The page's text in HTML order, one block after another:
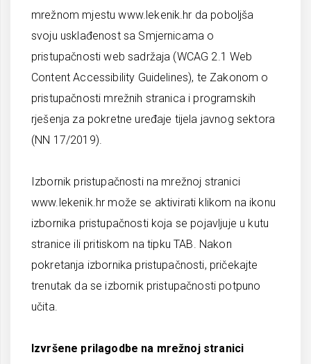
mrežnom mjestu www.lekenik.hr da poboljša
svoju usklađenost sa Smjernicama o
pristupačnosti web sadržaja (WCAG 2.1 Web
Content Accessibility Guidelines), te Zakonom o
pristupačnosti mrežnih stranica i programskih
rješenja za pokretne uređaje tijela javnog sektora
(NN 17/2019).
Izbornik pristupačnosti na mrežnoj stranici
www.lekenik.hr može se aktivirati klikom na ikonu
izbornika pristupačnosti koja se pojavljuje u kutu
stranice ili pritiskom na tipku TAB. Nakon
pokretanja izbornika pristupačnosti, pričekajte
trenutak da se izbornik pristupačnosti potpuno
učita.
Izvršene prilagodbe na mrežnoj stranici